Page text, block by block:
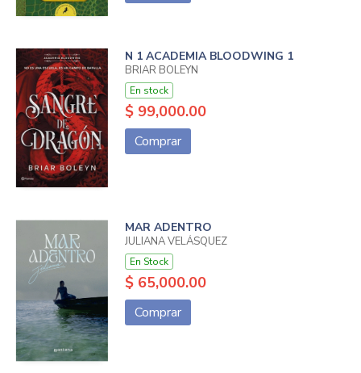
N 1 ACADEMIA BLOODWING 1
BRIAR BOLEYN
En stock
$ 99,000.00
Comprar
MAR ADENTRO
JULIANA VELÁSQUEZ
En Stock
$ 65,000.00
Comprar